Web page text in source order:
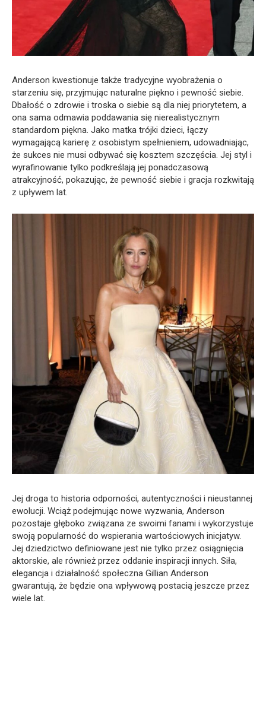
Anderson kwestionuje także tradycyjne wyobrażenia o
starzeniu się, przyjmując naturalne piękno i pewność siebie.
Dbałość o zdrowie i troska o siebie są dla niej priorytetem, a
ona sama odmawia poddawania się nierealistycznym
standardom piękna. Jako matka trójki dzieci, łączy
wymagającą karierę z osobistym spełnieniem, udowadniając,
że sukces nie musi odbywać się kosztem szczęścia. Jej styl i
wyrafinowanie tylko podkreślają jej ponadczasową
atrakcyjność, pokazując, że pewność siebie i gracja rozkwitają
z upływem lat.
Jej droga to historia odporności, autentyczności i nieustannej
ewolucji. Wciąż podejmując nowe wyzwania, Anderson
pozostaje głęboko związana ze swoimi fanami i wykorzystuje
swoją popularność do wspierania wartościowych inicjatyw.
Jej dziedzictwo definiowane jest nie tylko przez osiągnięcia
aktorskie, ale również przez oddanie inspiracji innych. Siła,
elegancja i działalność społeczna Gillian Anderson
gwarantują, że będzie ona wpływową postacią jeszcze przez
wiele lat.